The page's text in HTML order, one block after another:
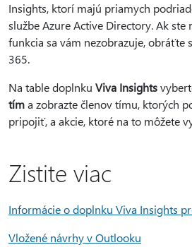
Insights, ktorí majú priamych
službe Azure Active Directory. Ak ste
funkcia sa vám nezobrazuje, obráťte
365.
Na table doplnku Viva Insights
tíma zobrazte členov tímu, ktorých
pripojiť, a akcie, ktoré na to môžete
Zistite viac
Informácie o doplnku Viva Insights
Vložené návrhy v Outlooku